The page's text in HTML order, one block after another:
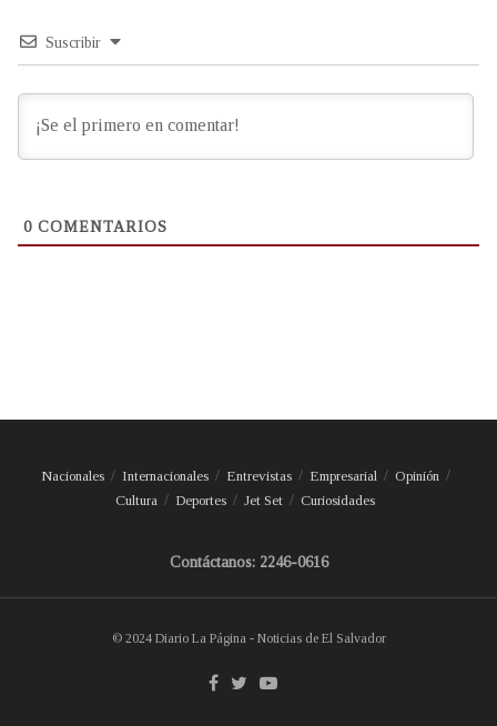
Suscribir
0 COMENTARIOS
Nacionales Internacionales Entrevistas Empresarial
Opinión
Cultura
Deportes Jet Set Curiosidades
Contáctanos: 2246-0616
© 2024 Diario La Página - Noticias de El Salvador